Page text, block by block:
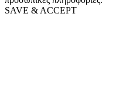
SAVE & ACCEPT